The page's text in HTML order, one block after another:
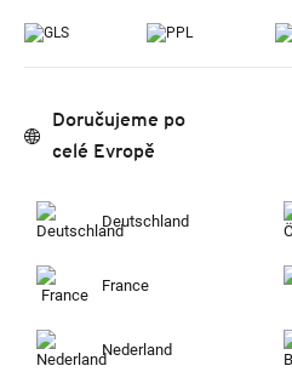
Doručujeme po
celé Evropě
Deutschland
France
Nederland